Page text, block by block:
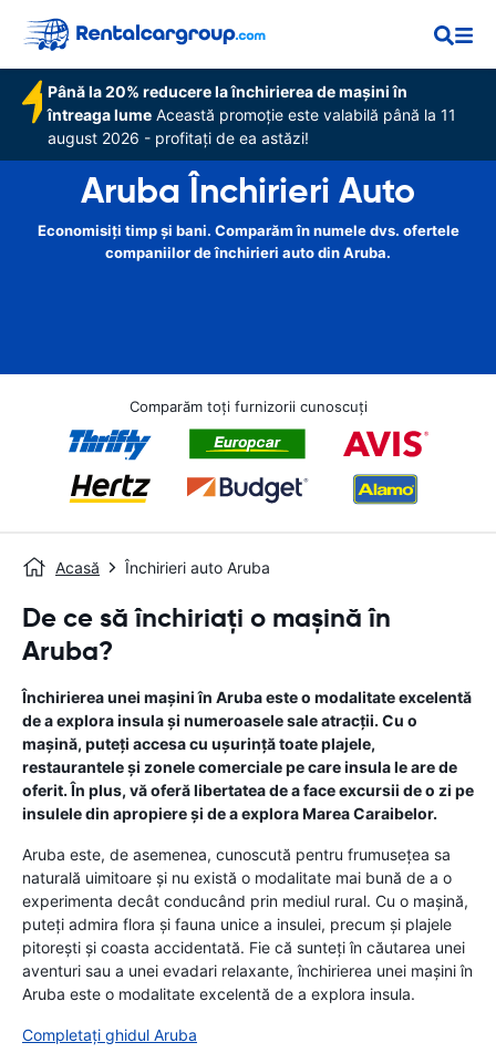
Până la 20% reducere la închirierea de mașini în
întreaga lume Această promoție este valabilă până la 11
august 2026 - profitați de ea astăzi!
Aruba Închirieri Auto
Economisiți timp și bani. Comparăm în numele dvs. ofertele
companiilor de închirieri auto din Aruba.
Comparăm toți furnizorii cunoscuți
Acasă Închirieri auto Aruba
De ce să închiriați o mașină în
Aruba?
Închirierea unei mașini în Aruba este o modalitate excelentă
de a explora insula și numeroasele sale atracții. Cu o
mașină, puteți accesa cu ușurință toate plajele,
restaurantele și zonele comerciale pe care insula le are de
oferit. În plus, vă oferă libertatea de a face excursii de o zi pe
insulele din apropiere și de a explora Marea Caraibelor.
Aruba este, de asemenea, cunoscută pentru frumusețea sa
naturală uimitoare și nu există o modalitate mai bună de a o
experimenta decât conducând prin mediul rural. Cu o mașină,
puteți admira flora și fauna unice a insulei, precum și plajele
pitorești și coasta accidentată. Fie că sunteți în căutarea unei
aventuri sau a unei evadari relaxante, închirierea unei mașini în
Aruba este o modalitate excelentă de a explora insula.
Completați ghidul Aruba